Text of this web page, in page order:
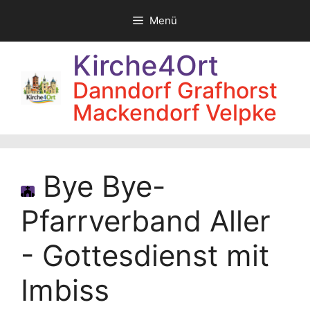
springen
Menü
Kirche4Ort
Danndorf Grafhorst
Mackendorf Velpke
Bye Bye-
Pfarrverband Aller
- Gottesdienst mit
Imbiss